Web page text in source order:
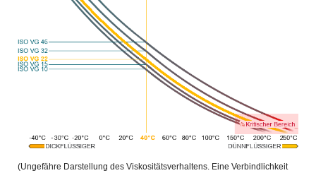
(Ungefähre Darstellung des Viskositätsverhaltens. Eine Verbindlichkeit